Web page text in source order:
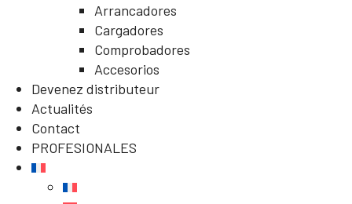
Arrancadores
Cargadores
Comprobadores
Accesorios
Devenez distributeur
Actualités
Contact
PROFESIONALES